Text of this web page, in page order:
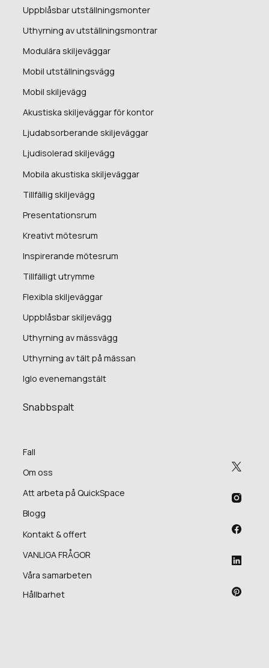
Snabbspalt
Fall
Om oss
Att arbeta på QuickSpace
Blogg
Kontakt & offert
VANLIGA FRÅGOR
Våra samarbeten
Hållbarhet
Uppblåsbar utställningsmonter
Uthyrning av utställningsmontrar
Modulära skiljeväggar
Mobil utställningsvägg
Mobil skiljevägg
Akustiska skiljeväggar för kontor
Ljudabsorberande skiljeväggar
Ljudisolerad skiljevägg
Mobila akustiska skiljeväggar
Tillfällig skiljevägg
Presentationsrum
Kreativt mötesrum
Inspirerande mötesrum
Tillfälligt utrymme
Flexibla skiljeväggar
Uppblåsbar skiljevägg
Uthyrning av mässvägg
Uthyrning av tält på mässan
Iglo evenemangstält